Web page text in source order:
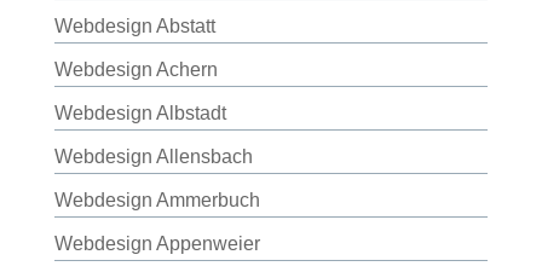
Webdesign Abstatt
Webdesign Achern
Webdesign Albstadt
Webdesign Allensbach
Webdesign Ammerbuch
Webdesign Appenweier